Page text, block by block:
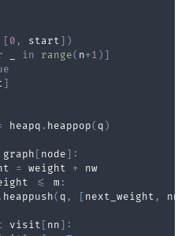
[ 0 , start ] )
in range( n+1 ) ]
]
heapq . heappop( q )
graph [ node ] :
= weight +
<= m :
heappush( q , [ next_weight , nn
visit [ nn ] :